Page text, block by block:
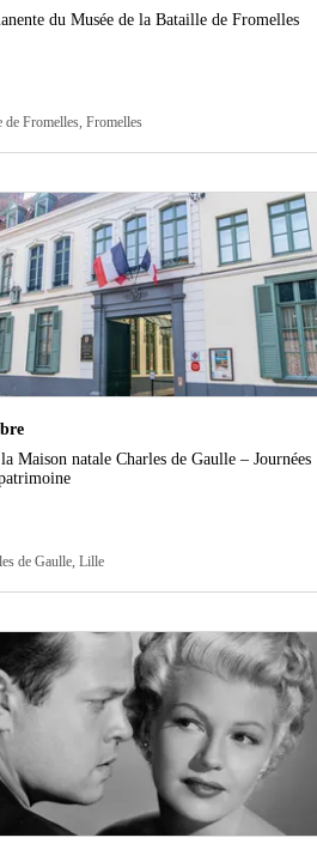
du Musée de la Bataille de Fromelles
de Fromelles, Fromelles
Maison natale Charles de Gaulle – Journées
de Gaulle, Lille